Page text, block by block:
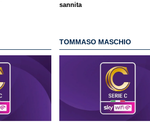
sannita
TOMMASO MASCHIO